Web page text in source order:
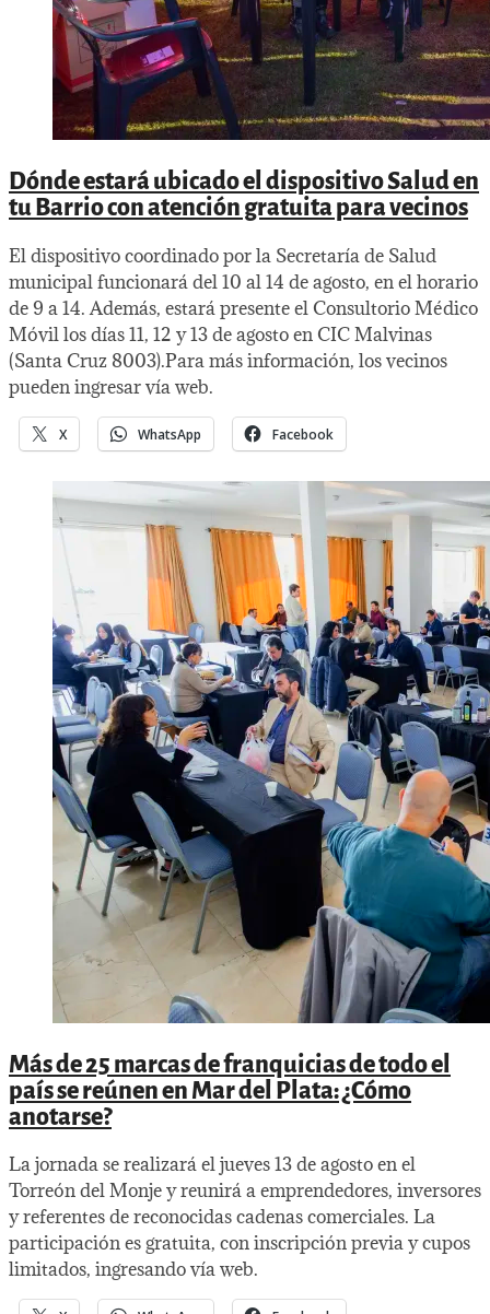
Dónde estará ubicado el dispositivo Salud en
tu Barrio con atención gratuita para vecinos
El dispositivo coordinado por la Secretaría de Salud
municipal funcionará del 10 al 14 de agosto, en el horario
de 9 a 14. Además, estará presente el Consultorio Médico
Móvil los días 11, 12 y 13 de agosto en CIC Malvinas
(Santa Cruz 8003).Para más información, los vecinos
pueden ingresar vía web.
X WhatsApp Facebook
Más de 25 marcas de franquicias de todo el
país se reúnen en Mar del Plata: ¿Cómo
anotarse?
La jornada se realizará el jueves 13 de agosto en el
Torreón del Monje y reunirá a emprendedores, inversores
y referentes de reconocidas cadenas comerciales. La
participación es gratuita, con inscripción previa y cupos
limitados, ingresando vía web.